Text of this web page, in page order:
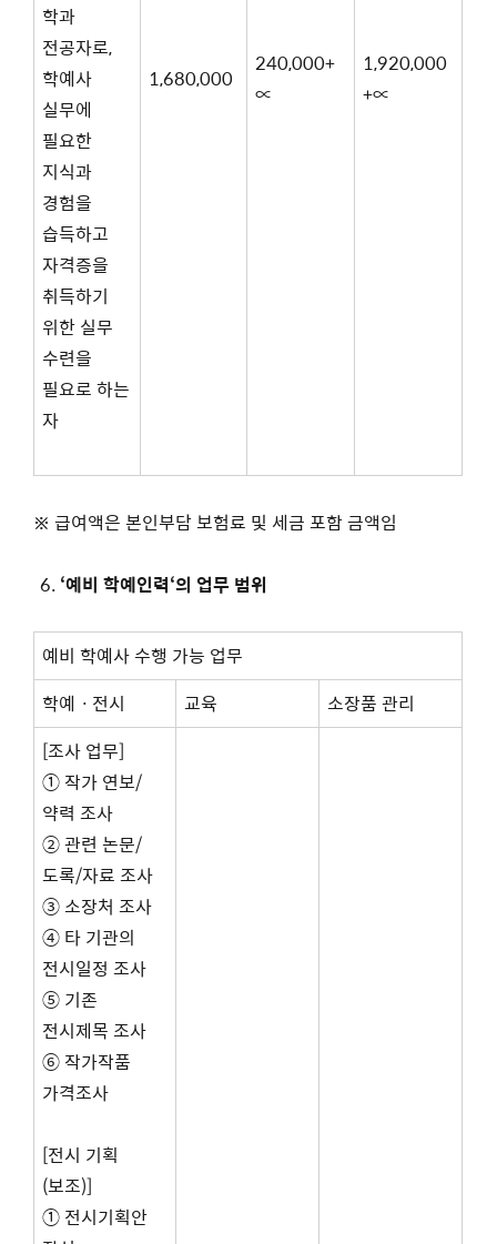
학과
전공자로,
학예사
실무에
필요한
지식과
경험을
습득하고
자격증을
취득하기
위한 실무
수련을
필요로 하는
자
1,680,000
240,000+
∝
1,920,000
+∝
※ 급여액은 본인부담 보험료 및 세금 포함 금액임
‘예비 학예인력‘의 업무 범위
예비 학예사 수행 가능 업무
학예ㆍ전시
교육
소장품 관리
[조사 업무]
① 작가 연보/
약력 조사
② 관련 논문/
도록/자료 조사
③ 소장처 조사
④ 타 기관의
전시일정 조사
⑤ 기존
전시제목 조사
⑥ 작가작품
가격조사
[전시 기획
(보조)]
① 전시기획안